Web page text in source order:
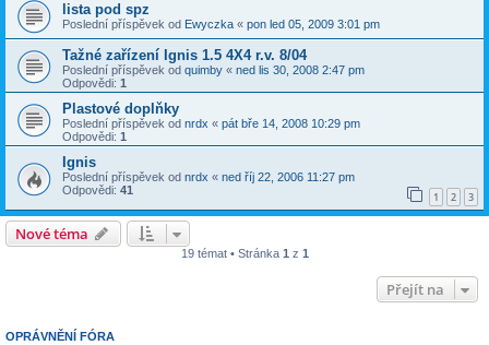
lista pod spz
Poslední příspěvek od Ewyczka « pon led 05, 2009 3:01 pm
Tažné zařízení Ignis 1.5 4X4 r.v. 8/04
Poslední příspěvek od quimby « ned lis 30, 2008 2:47 pm
Odpovědi: 1
Plastové doplňky
Poslední příspěvek od nrdx « pát bře 14, 2008 10:29 pm
Odpovědi: 1
Ignis
Poslední příspěvek od nrdx « ned říj 22, 2006 11:27 pm
Odpovědi: 41 1 2 3
Nové téma
19 témat • Stránka 1 z 1
Přejít na
OPRÁVNĚNÍ FÓRA